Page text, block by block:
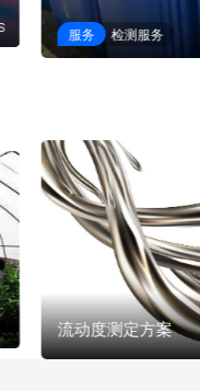
服务 检测服务
流动度测定方案